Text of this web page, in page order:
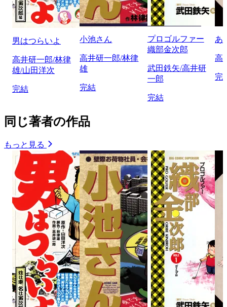
男はつらいよ
高井研一郎/林律
雄/山田洋次
完結
小池さん
高井研一郎/林律
雄
完結
プロゴルファー
織部金次郎
武田鉄矢/高井研
一郎
完結
あ
高
完
同じ著者の作品
もっと見る